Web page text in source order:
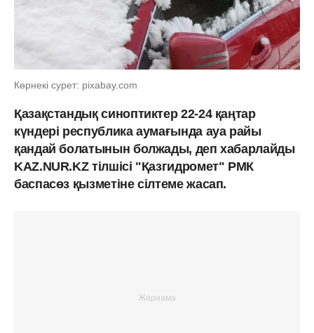
Көрнекі сурет: pixabay.com
Қазақстандық синоптиктер 22-24 қаңтар
күндері республика аумағында ауа райы
қандай болатынын болжады, деп хабарлайды
KAZ.NUR.KZ тілшісі "Қазгидромет" РМК
баспасөз қызметіне сілтеме жасап.